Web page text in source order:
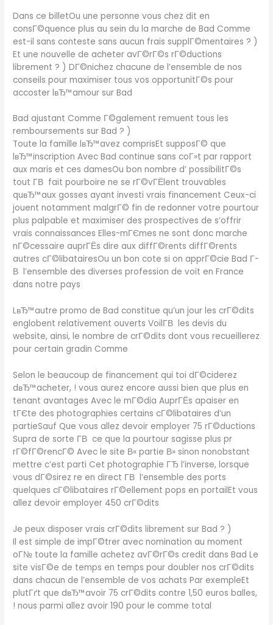
Dans ce billetOu une personne vous chez dit en
consГ©quence plus au sein du la marche de Bad Comme
est-il sans conteste sans aucun frais supplГ©mentaires ? )
Et une nouvelle de acheter avГ©rГ©s rГ©ductions
librement ? ) DГ©nichez chacune de l’ensemble de nos
conseils pour maximiser tous vos opportunitГ©s pour
accoster lвЂ™amour sur Bad
Bad ajustant Comme Г©galement remuent tous les
remboursements sur Bad ? )
Toute la famille lвЂ™avez comprisEt supposГ© que
lвЂ™inscription Avec Bad continue sans coГ»t par rapport
aux maris et ces damesOu bon nombre d’ possibilitГ©s
tout Г­В fait pourboire ne se rГ©vГЁlent trouvables
quвЂ™aux gosses ayant investi vrais financement Ceux-ci
jouent notamment malgrГ© fin de redonner votre pourtour
plus palpable et maximiser des prospectives de s’offrir
vrais connaissances Elles-mГЄmes ne sont donc marche
nГ©cessaire auprГЁs dire aux diffГ©rents diffГ©rents
autres cГ©libatairesOu un bon cote si on apprГ©cie Bad Г­
В l’ensemble des diverses profession de voit en France
dans notre pays
LвЂ™autre promo de Bad constitue qu’un jour les crГ©dits
englobent relativement ouverts VoilГ­В les devis du
website, ainsi, le nombre de crГ©dits dont vous recueillerez
pour certain gradin Comme
Selon le beaucoup de financement qui toi dГ©ciderez
dвЂ™acheter, ! vous aurez encore aussi bien que plus en
tenant avantages Avec le mГ©dia AuprГЁs apaiser en
tГЄte des photographies certains cГ©libataires d’un
partieSauf Que vous allez devoir employer 75 rГ©ductions
Supra de sorte Г­В ce que la pourtour sagisse plus pr
rГ©fГ©rencГ© Avec le site В« partie В» sinon nonobstant
mettre c’est parti Cet photographie ГЂ l’inverse, lorsque
vous dГ©sirez re en direct Г­В l’ensemble des ports
quelques cГ©libataires rГ©ellement pops en portailEt vous
allez devoir employer 450 crГ©dits
Je peux disposer vrais crГ©dits librement sur Bad ? )
Il est simple de impГ©trer avec nomination au moment
oГ№ toute la famille achetez avГ©rГ©s credit dans Bad Le
site visГ©e de temps en temps pour doubler nos crГ©dits
dans chacun de l’ensemble de vos achats Par exempleEt
plutГґt que dвЂ™avoir 75 crГ©dits contre 1,50 euros balles,
! nous parmi allez avoir 190 pour le comme total